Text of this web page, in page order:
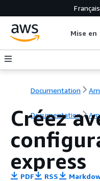
Français
Mise
Documentation
Documentation
Créez
express
PDF RSS